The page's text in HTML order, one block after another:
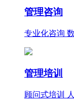
管理咨询
专业化咨询
管理培训
顾问式培训